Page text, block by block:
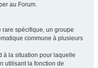
au Forum.
rare spécifique, un groupe
commune à plusieurs
à la situation pour laquelle
utilisant la fonction de